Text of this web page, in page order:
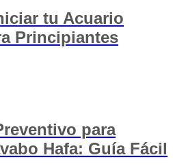
tu Acuario
Principiantes
para
Hafa: Guía Fácil